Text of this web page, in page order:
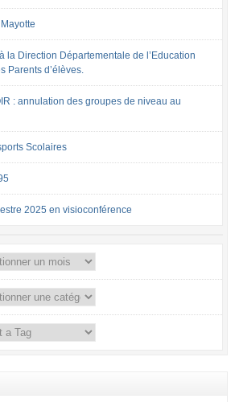
la Direction Départementale de l’Education
Parents d’élèves.
: annulation des groupes de niveau au
Scolaires
2025 en visioconférence